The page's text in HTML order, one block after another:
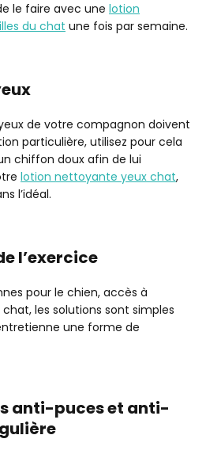
le faire avec une lotion
du chat une fois par semaine.
de votre compagnon doivent
particulière, utilisez pour cela
chiffon doux afin de lui
lotion nettoyante yeux chat,
l’idéal.
l’exercice
pour le chien, accès à
les solutions sont simples
une forme de
anti-puces et anti-